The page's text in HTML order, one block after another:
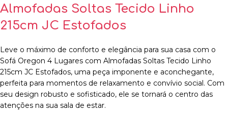
Almofadas Soltas Tecido Linho
215cm JC Estofados
Leve o máximo de conforto e elegância para sua casa com o
Sofá Oregon 4 Lugares com Almofadas Soltas Tecido Linho
215cm JC Estofados, uma peça imponente e aconchegante,
perfeita para momentos de relaxamento e convívio social. Com
seu design robusto e sofisticado, ele se tornará o centro das
atenções na sua sala de estar.